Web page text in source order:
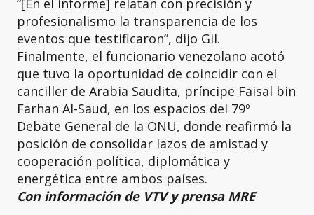
profesionalismo la transparencia de los
eventos que testificaron”, dijo Gil.
Finalmente, el funcionario venezolano acotó
que tuvo la oportunidad de coincidir con el
canciller de Arabia Saudita, príncipe Faisal bin
Farhan Al-Saud, en los espacios del 79º
Debate General de la ONU, donde reafirmó la
posición de consolidar lazos de amistad y
cooperación política, diplomática y
energética entre ambos países.
Con información de VTV y prensa MRE